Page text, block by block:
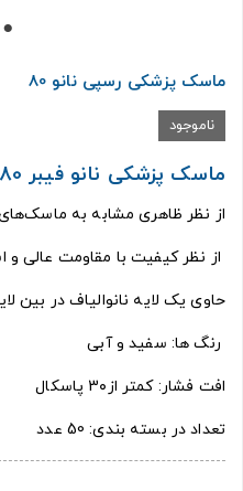
ماسک پزشکی رسپی نانو 80
ناموجود
ماسک پزشکی نانو فیبر Respinano 80
از نظر ظاهری مشابه به
از نظر کیفیت با مقاومت عالی و
حاوی یک لایه نانوالیاف در بین
رنگ ها: سفید و آبی
افت فشار: کمتر از3۰ پاسکال
تعداد در بسته بندی: 50 عدد